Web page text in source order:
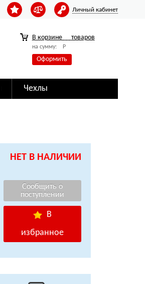
Личный кабинет
В корзине товаров
на сумму: Р
Оформить
Чехлы
НЕТ В НАЛИЧИИ
В
избранное